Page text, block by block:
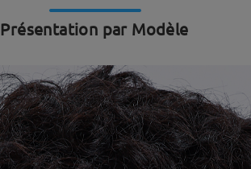
Présentation par Modèle